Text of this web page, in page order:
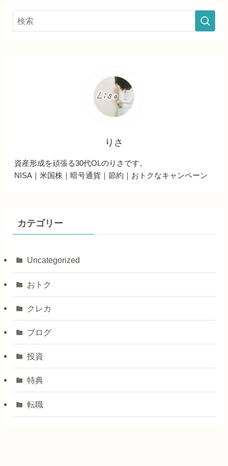
りさ
資産形成を頑張る30代OLのりさです。
NISA｜米国株｜暗号通貨｜節約｜おトクなキャンペーン
カテゴリー
Uncategorized
おトク
クレカ
ブログ
投資
特典
転職